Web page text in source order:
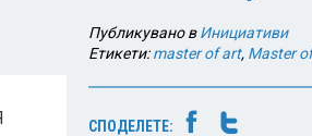
Публикувано вИнициативи
Етикети:master of art, Master
СПОДЕЛЕТЕ: